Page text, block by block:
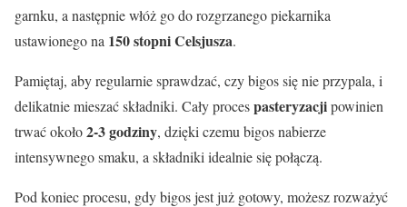
garnku, a następnie włóż go do rozgrzanego piekarnika
ustawionego na 150 stopni Celsjusza.
Pamiętaj, aby regularnie sprawdzać, czy bigos się nie przypala, i
delikatnie mieszać składniki. Cały procespasteryzacjipowinien
trwać około2-3 godziny, dzięki czemu bigos nabierze
intensywnego smaku, a składniki idealnie się połączą.
Pod koniec procesu, gdy bigos jest już gotowy, możesz rozważyć